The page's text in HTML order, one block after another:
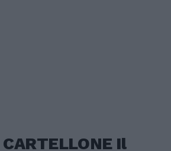
CARTELLONE Il